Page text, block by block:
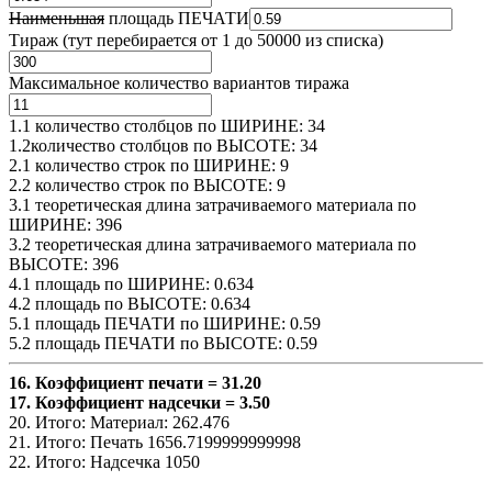
Наименьшая площадь ПЕЧАТИ
Тираж (тут перебирается от 1 до 50000 из списка)
Максимальное количество вариантов тиража
1.1 количество столбцов по ШИРИНЕ: 34
1.2количество столбцов по ВЫСОТЕ: 34
2.1 количество строк по ШИРИНЕ: 9
2.2 количество строк по ВЫСОТЕ: 9
3.1 теоретическая длина затрачиваемого материала по
ШИРИНЕ: 396
3.2 теоретическая длина затрачиваемого материала по
ВЫСОТЕ: 396
4.1 площадь по ШИРИНЕ: 0.634
4.2 площадь по ВЫСОТЕ: 0.634
5.1 площадь ПЕЧАТИ по ШИРИНЕ: 0.59
5.2 площадь ПЕЧАТИ по ВЫСОТЕ: 0.59
16. Коэффициент печати = 31.20
17. Коэффициент надсечки = 3.50
20. Итого: Материал: 262.476
21. Итого: Печать 1656.7199999999998
22. Итого: Надсечка 1050